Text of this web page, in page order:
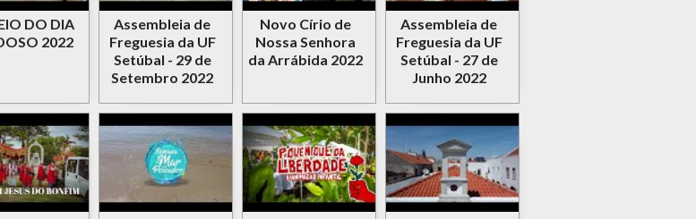
DO DIA
2022
Assembleia de
Freguesia da UF
Setúbal - 29 de
Setembro 2022
Novo Círio de
Nossa Senhora
da Arrábida 2022
Assembleia de
Freguesia da UF
Setúbal - 27 de
Junho 2022